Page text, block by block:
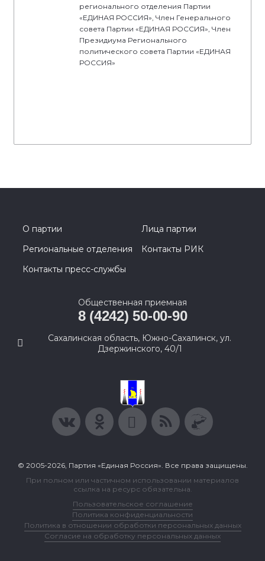
регионального отделения Партии
«ЕДИНАЯ РОССИЯ», Член Генерального
совета Партии «ЕДИНАЯ РОССИЯ», Член
Президиума Регионального
политического совета Партии «ЕДИНАЯ
РОССИЯ»
О партии
Лица партии
Региональные отделения
Контакты РИК
Контакты пресс-службы
Общественная приемная
8 (4242) 50-00-90
Сахалинская область, Южно-Сахалинск, ул.
Дзержинского, 40/1
© 2005-2026, Партия «Единая Россия». Все права защищены.
При полном или частичном использовании материалов
ссылка на ресурс обязательна.
Пользовательское соглашение
Политика конфиденциальности
Политика в отношении обработки персональных данных
Согласие на обработку персональных данных